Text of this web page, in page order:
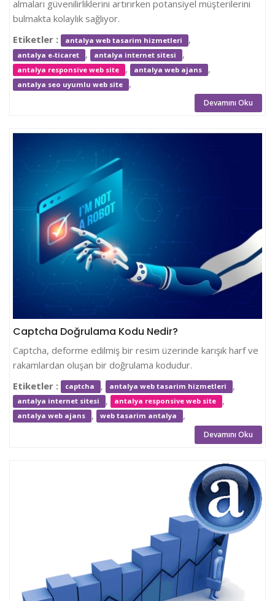
almaları güvenilirliklerini artırırken potansiyel müşterilerini
bulmakta kolaylık sağlıyor.
Etiketler :
antalya web tasarim hizmetleri ,
antalya e-ticaret , antalya internet sitesi ,
antalya responsive web site , antalya web ajans ,
antalya seo uyumlu web site ,
Devamını Oku
Captcha Doğrulama Kodu Nedir?
Captcha, deforme edilmiş bir resim üzerinde karışık harf ve
rakamlardan oluşan bir doğrulama kodudur.
Etiketler :
captcha , antalya web tasarim hizmetleri ,
antalya internet sitesi , antalya responsive web site ,
antalya web ajans , web tasarim antalya ,
Devamını Oku